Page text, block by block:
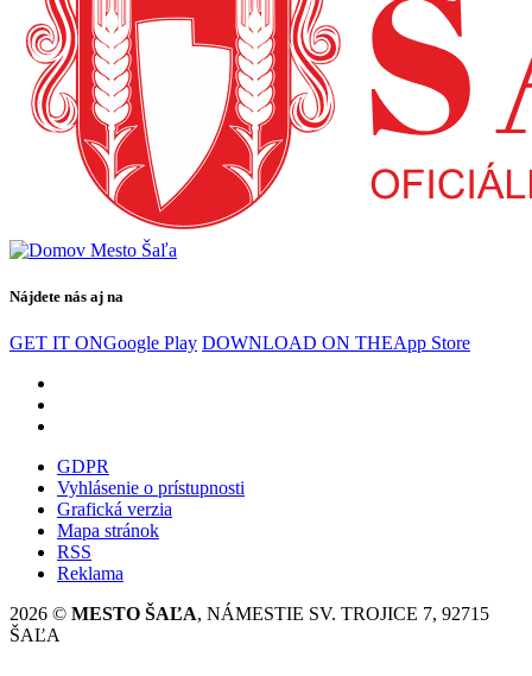
Nájdete nás aj na
GET IT ONGoogle Play DOWNLOAD ON THEApp Store
GDPR
Vyhlásenie o prístupnosti
Grafická verzia
Mapa stránok
RSS
Reklama
2026 © MESTO ŠAĽA, NÁMESTIE SV. TROJICE 7, 92715
ŠAĽA